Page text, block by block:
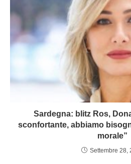
Sardegna: blitz Ros,
sconfortante, abbiamo
morale”
Settembre 28,